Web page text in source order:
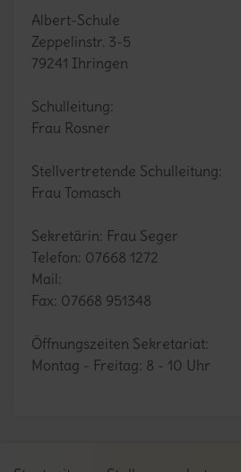
Albert-Schule
Zeppelinstr. 3-5
79241 Ihringen
Schulleitung:
Frau Rosner
Stellvertretende Schulleitung:
Frau Tomasch
Sekretärin: Frau Seger
Telefon: 07668 1272
Mail:
Fax: 07668 951348
Öffnungszeiten Sekretariat:
Montag - Freitag: 8 - 10 Uhr